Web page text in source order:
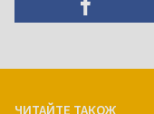
ЧИТАЙТЕ ТАКОЖ